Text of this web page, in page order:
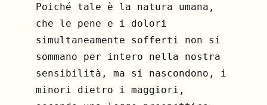
Poiché tale è la natura umana,
che le pene e i dolori
simultaneamente sofferti non si
sommano per intero nella nostra
sensibilità, ma si nascondono, i
minori dietro i maggiori,